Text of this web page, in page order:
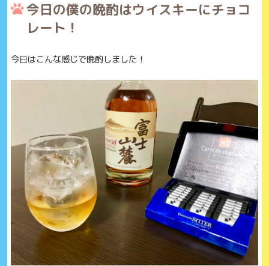
今日の僕の晩酌はウイスキーにチョコ
レート！
今日はこんな感じで晩酌しました！